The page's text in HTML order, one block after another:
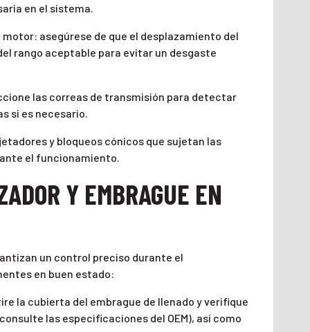
en el sistema.
asegúrese de que el desplazamiento del
rango aceptable para evitar un desgaste
las correas de transmisión para detectar
si es necesario.
y bloqueos cónicos que sujetan las
el funcionamiento.
Y EMBRAGUE EN
un control preciso durante el
en buen estado:
la cubierta del embrague de llenado y verifique
las especificaciones del OEM), así como